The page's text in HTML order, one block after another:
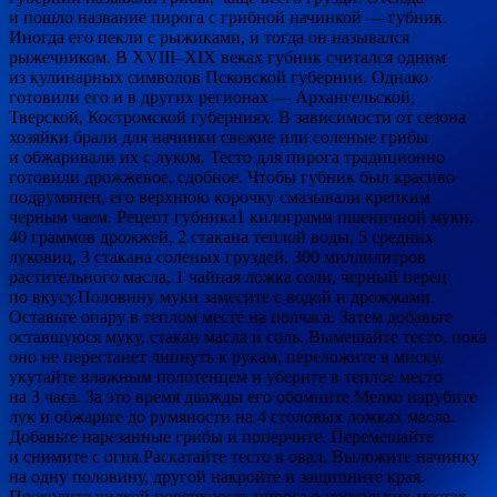
и пошло название пирога с грибной начинкой — губник.
Иногда его пекли с рыжиками, и тогда он назывался
рыжечником. В XVIII–XIX веках губник считался одним
из кулинарных символов Псковской губернии. Однако
готовили его и в других регионах — Архангельской,
Тверской, Костромской губерниях. В зависимости от сезона
хозяйки брали для начинки свежие или соленые грибы
и обжаривали их с луком. Тесто для пирога традиционно
готовили дрожжевое, сдобное. Чтобы губник был красиво
подрумянен, его верхнюю корочку смазывали крепким
черным чаем. Рецепт губника1 килограмм пшеничной муки,
40 граммов дрожжей, 2 стакана теплой воды, 5 средних
луковиц, 3 стакана соленых груздей, 300 миллилитров
растительного масла, 1 чайная ложка соли, черный перец
по вкусу.Половину муки замесите с водой и дрожжами.
Оставьте опару в теплом месте на полчаса. Затем добавьте
оставшуюся муку, стакан масла и соль. Вымешайте тесто, пока
оно не перестанет липнуть к рукам, переложите в миску,
укутайте влажным полотенцем и уберите в теплое место
на 3 часа. За это время дважды его обомните.Мелко нарубите
лук и обжарьте до румяности на 4 столовых ложках масла.
Добавьте нарезанные грибы и поперчите. Перемешайте
и снимите с огня.Раскатайте тесто в овал. Выложите начинку
на одну половину, другой накройте и защипните края.